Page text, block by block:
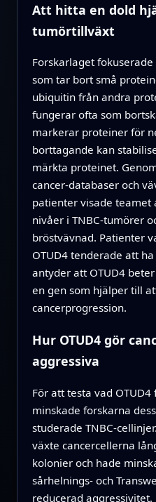
Att hitta en dold
tumörtillväxt
Forskarlaget
som tar bort små
ubiquitin från andra
fungerar ofta som
markerar proteiner för
borttagande kan
märkta proteinet.
cancer-databaser och
patienter visade teamet
nivåer i TNBC-tumörer
bröstvävnad. Patienter
OTUD4 tenderade att
antyder att OTUD4
en gen som hjälper till
cancerprogression.
Hur OTUD4 gör
aggressiva
För att testa vad
minskade forskarna
studerade TNBC-
växte cancercellerna
kolonier och hade
sårhelnings- och
reducerad